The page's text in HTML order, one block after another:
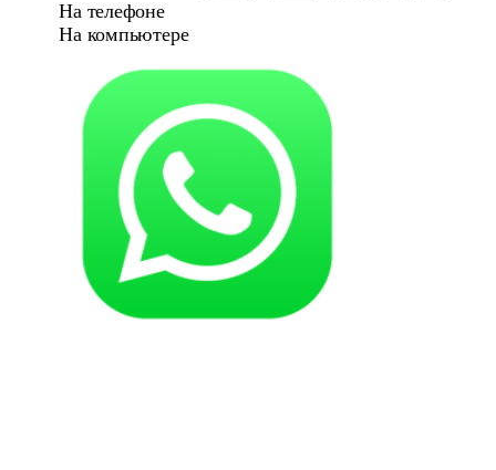
На телефоне
На компьютере